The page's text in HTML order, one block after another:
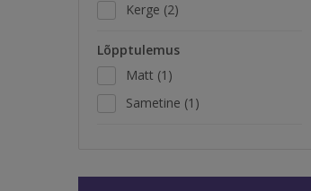
Kerge (2)
Lõpptulemus
Matt (1)
Sametine (1)